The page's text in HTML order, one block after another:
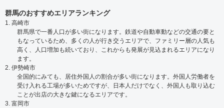
群馬のおすすめエリアランキング
1. 高崎市
群馬県で一番人口が多い街になります。鉄道や自動車動などの交通の要と
もなっているため、多くの人が行き交うエリアで、ファミリー層の人気も
高く、人口増加も続いており、これからも発展が見込まれるエリアになり
ます。
2. 伊勢崎市
全国的にみても、居住外国人の割合が多い街になります。外国人労働者を
受け入れる工場が多いためですが、日本人だけでなく、外国人も取り込む
ことが出店の大きな鍵になるエリアです。
3. 富岡市